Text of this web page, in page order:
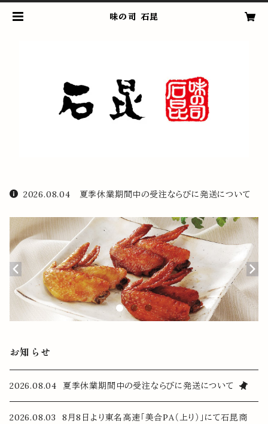
味の司 石昆
2026.08.04 夏季休業期間中の受注ならびに発送について
お知らせ
2026.08.04 夏季休業期間中の受注ならびに発送について
2026.08.03 8月8日より東名高速「美合PA（上り）」にて石昆商